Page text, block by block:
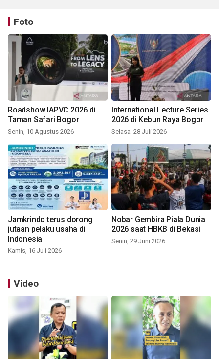
Foto
Roadshow IAPVC 2026 di
Taman Safari Bogor
Senin, 10 Agustus 2026
International Lecture Series
2026 di Kebun Raya Bogor
Selasa, 28 Juli 2026
Jamkrindo terus dorong
jutaan pelaku usaha di
Indonesia
Kamis, 16 Juli 2026
Nobar Gembira Piala Dunia
2026 saat HBKB di Bekasi
Senin, 29 Juni 2026
Video